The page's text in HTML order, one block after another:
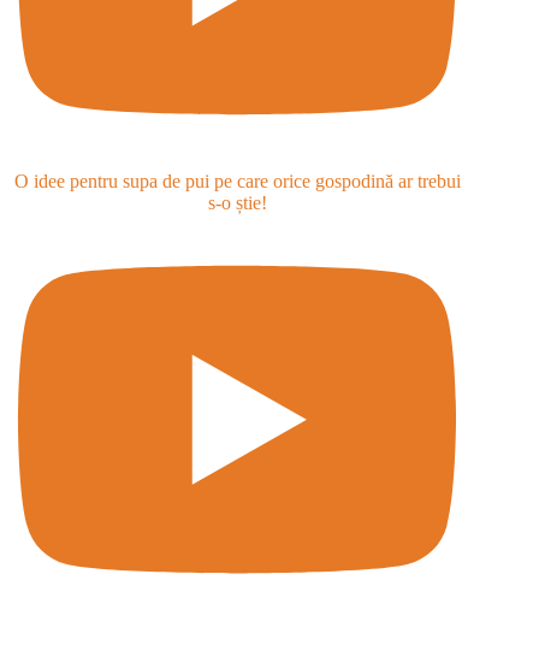
O idee pentru supa de pui pe care orice gospodină ar trebui
s-o știe!